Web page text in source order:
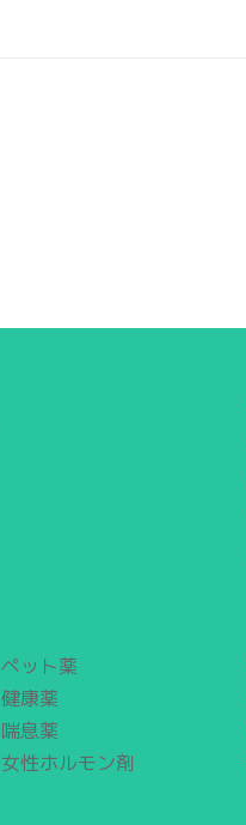
ペット薬
健康薬
喘息薬
女性ホルモン剤